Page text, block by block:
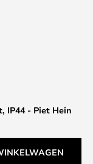
IP44 - Piet Hein